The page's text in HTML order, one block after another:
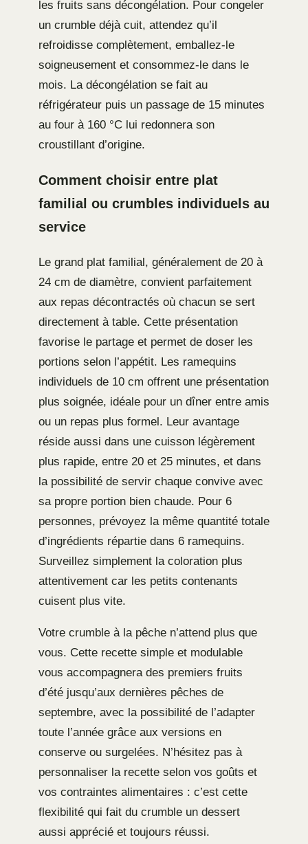
les fruits sans décongélation. Pour congeler
un crumble déjà cuit, attendez qu’il
refroidisse complètement, emballez-le
soigneusement et consommez-le dans le
mois. La décongélation se fait au
réfrigérateur puis un passage de 15 minutes
au four à 160 °C lui redonnera son
croustillant d’origine.
Comment choisir entre plat
familial ou crumbles individuels au
service
Le grand plat familial, généralement de 20 à
24 cm de diamètre, convient parfaitement
aux repas décontractés où chacun se sert
directement à table. Cette présentation
favorise le partage et permet de doser les
portions selon l’appétit. Les ramequins
individuels de 10 cm offrent une présentation
plus soignée, idéale pour un dîner entre amis
ou un repas plus formel. Leur avantage
réside aussi dans une cuisson légèrement
plus rapide, entre 20 et 25 minutes, et dans
la possibilité de servir chaque convive avec
sa propre portion bien chaude. Pour 6
personnes, prévoyez la même quantité totale
d’ingrédients répartie dans 6 ramequins.
Surveillez simplement la coloration plus
attentivement car les petits contenants
cuisent plus vite.
Votre crumble à la pêche n’attend plus que
vous. Cette recette simple et modulable
vous accompagnera des premiers fruits
d’été jusqu’aux dernières pêches de
septembre, avec la possibilité de l’adapter
toute l’année grâce aux versions en
conserve ou surgelées. N’hésitez pas à
personnaliser la recette selon vos goûts et
vos contraintes alimentaires : c’est cette
flexibilité qui fait du crumble un dessert
aussi apprécié et toujours réussi.